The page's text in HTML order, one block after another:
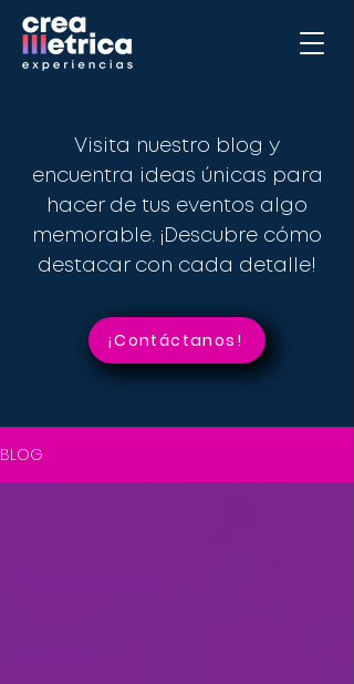
Visita nuestro blog y
encuentra ideas únicas para
hacer de tus eventos algo
memorable. ¡Descubre cómo
destacar con cada detalle!
¡Contáctanos!
BLOG